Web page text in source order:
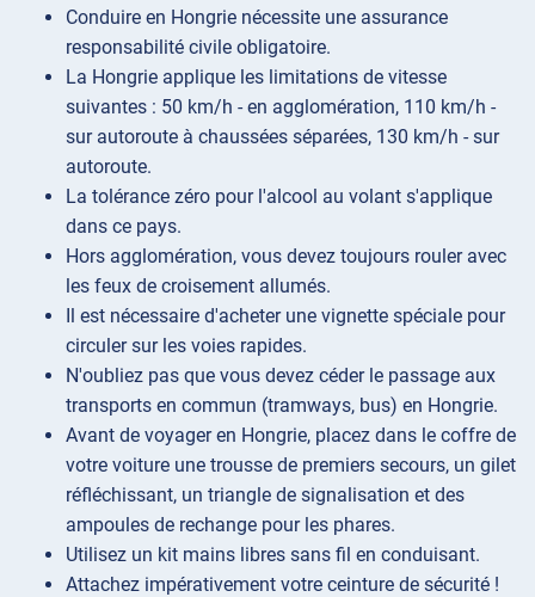
Conduire en Hongrie nécessite une assurance
responsabilité civile obligatoire.
La Hongrie applique les limitations de vitesse
suivantes : 50 km/h - en agglomération, 110 km/h -
sur autoroute à chaussées séparées, 130 km/h - sur
autoroute.
La tolérance zéro pour l'alcool au volant s'applique
dans ce pays.
Hors agglomération, vous devez toujours rouler avec
les feux de croisement allumés.
Il est nécessaire d'acheter une vignette spéciale pour
circuler sur les voies rapides.
N'oubliez pas que vous devez céder le passage aux
transports en commun (tramways, bus) en Hongrie.
Avant de voyager en Hongrie, placez dans le coffre de
votre voiture une trousse de premiers secours, un gilet
réfléchissant, un triangle de signalisation et des
ampoules de rechange pour les phares.
Utilisez un kit mains libres sans fil en conduisant.
Attachez impérativement votre ceinture de sécurité !